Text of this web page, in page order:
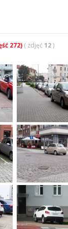
272)( zdjęć 12)